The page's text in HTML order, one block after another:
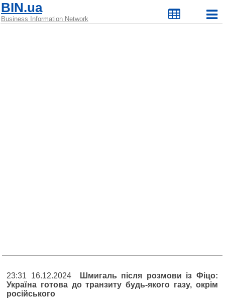
BIN.ua
Business Information Network
23:31 16.12.2024
Шмигаль після розмови із Фіцо:
Україна готова до транзиту будь-якого газу, окрім
російського